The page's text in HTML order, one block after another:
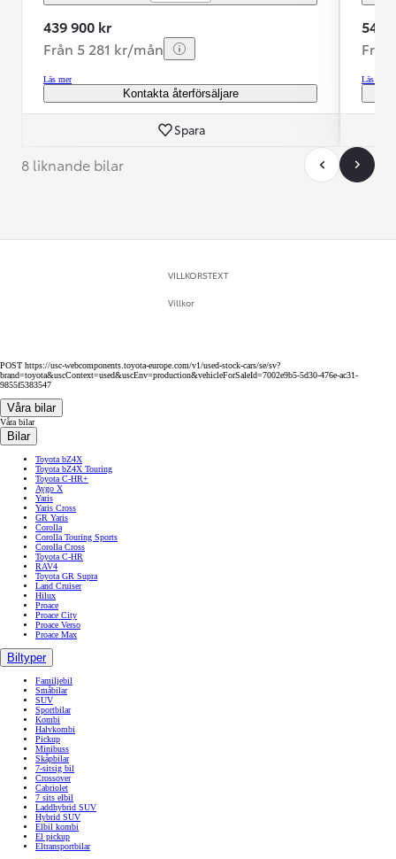
439 900 kr
Från 5 281 kr/mån
Läs mer
Kontakta återförsäljare
Spara
549
Läs mer
8 liknande bilar
VILLKORSTEXT
Villkor
POST https://usc-webcomponents.toyota-europe.com/v1/used-stock-cars/se/sv?
brand=toyota&uscContext=used&uscEnv=production&vehicleForSaleId=7002e9b5-5d30-476e-ac31-
9855f5383547
Våra bilar
Våra bilar
Bilar
Toyota bZ4X
Toyota bZ4X Touring
Toyota C-HR+
Aygo X
Yaris
Yaris Cross
GR Yaris
Corolla
Corolla Touring Sports
Corolla Cross
Toyota C-HR
RAV4
Toyota GR Supra
Land Cruiser
Hilux
Proace
Proace City
Proace Verso
Proace Max
Biltyper
Familjebil
Småbilar
SUV
Sportbilar
Kombi
Halvkombi
Pickup
Minibuss
Skåpbilar
7-sitsig bil
Crossover
Cabriolet
7 sits elbil
Laddhybrid SUV
Hybrid SUV
Elbil kombi
El pickup
Eltransportbilar